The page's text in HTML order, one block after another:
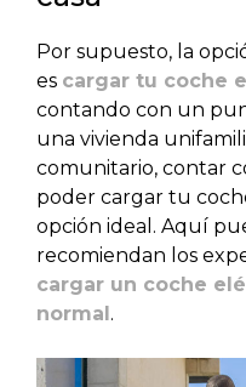
Por supuesto, la
es cargar tu coche
contando con un
una vivienda
comunitario, contar
poder cargar tu
opción ideal. Aquí
recomiendan los
cargar un coche
normal.